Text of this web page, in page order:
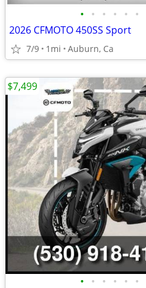
• • • • • •
2026 CFMOTO 450SS Sport
7/9 1mi Auburn, Ca
• • • • • •
$7,499